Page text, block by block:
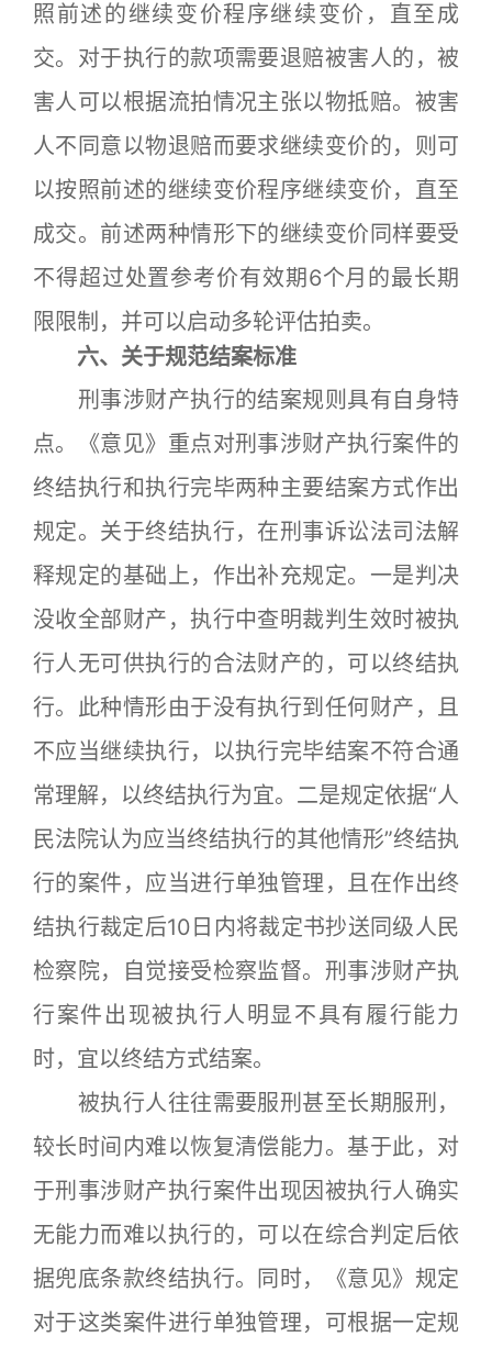
照前述的继续变价程序继续变价，直至成
交。对于执行的款项需要退赔被害人的，被
害人可以根据流拍情况主张以物抵赔。被害
人不同意以物退赔而要求继续变价的，则可
以按照前述的继续变价程序继续变价，直至
成交。前述两种情形下的继续变价同样要受
不得超过处置参考价有效期6个月的最长期
限限制，并可以启动多轮评估拍卖。
六、关于规范结案标准
刑事涉财产执行的结案规则具有自身特
点。《意见》重点对刑事涉财产执行案件的
终结执行和执行完毕两种主要结案方式作出
规定。关于终结执行，在刑事诉讼法司法解
释规定的基础上，作出补充规定。一是判决
没收全部财产，执行中查明裁判生效时被执
行人无可供执行的合法财产的，可以终结执
行。此种情形由于没有执行到任何财产，且
不应当继续执行，以执行完毕结案不符合通
常理解，以终结执行为宜。二是规定依据“人
民法院认为应当终结执行的其他情形”终结执
行的案件，应当进行单独管理，且在作出终
结执行裁定后10日内将裁定书抄送同级人民
检察院，自觉接受检察监督。刑事涉财产执
行案件出现被执行人明显不具有履行能力
时，宜以终结方式结案。
被执行人往往需要服刑甚至长期服刑，
较长时间内难以恢复清偿能力。基于此，对
于刑事涉财产执行案件出现因被执行人确实
无能力而难以执行的，可以在综合判定后依
据兜底条款终结执行。同时，《意见》规定
对于这类案件进行单独管理，可根据一定规